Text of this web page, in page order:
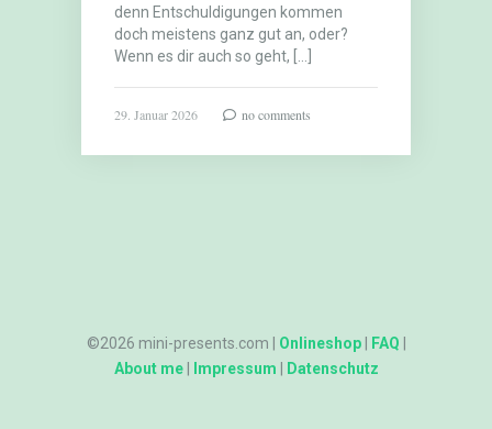
denn Entschuldigungen kommen
doch meistens ganz gut an, oder?
Wenn es dir auch so geht, […]
29. Januar 2026 no comments
©2026 mini-presents.com | Onlineshop| FAQ
About me| Impressum Datenschutz